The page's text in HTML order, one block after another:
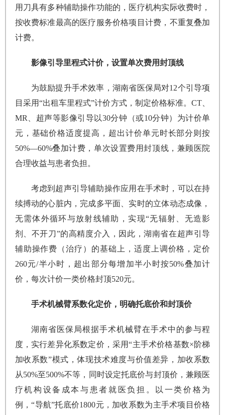
用刀具有多种辅助操作功能的，医疗机构实际收费时，
按收费标准最高的医疗服务价格项目计费，不重复叠加
计费。
影像引导里程式计价，设置单次费用封顶线
为鼓励提升手术效率，湖南省医保局对12个引导项
目采用“出租车里程式”计价方式，制定价格标准。CT、
MR、超声等影像引导以30分钟（或10分钟）为计价单
元，基础价格适度提高，超出计价单元时长部分则按
50%—60%叠加计费，单次设置费用封顶线，兼顾医院
合理收益与患者负担。
考虑到超声引导辅助操作应用在手术时，可以在持
续搏动的心脏内，完成多平面、实时的立体动态成像，
无需体外循环与放射线辅助，实现“无辐射、无造影
剂、不开刀”的高精度介入，因此，湖南省在超声引导
辅助操作费（治疗）的基础上，适度上调价格，定价
260元/半小时，超出部分每增加半小时按50%叠加计
价，每次计价一类价格封顶520元。
手术机械臂系数化定价，明确托底价和封顶价
湖南省医保局根据手术机械臂在手术中的参与程
度，实行差异化系数定价，采用“主手术价格基数×阶梯
加收系数”模式，体现技术难度与价值差异，加收系数
从50%至500%不等，同时设定托底价与封顶价，兼顾医
疗机构设备成本与患者就医负担。以一类价格为
例，“导航”托底价1800元，加收系数为主手术项目价格